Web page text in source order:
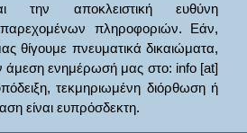
την αποκλειστική ευθύνη
πληροφοριών. Εάν,
θίγουμε πνευματικά δικαιώματα,
άμεση ενημέρωσή μας στο: info [at]
τεκμηριωμένη διόρθωση ή
είναι ευπρόσδεκτη.